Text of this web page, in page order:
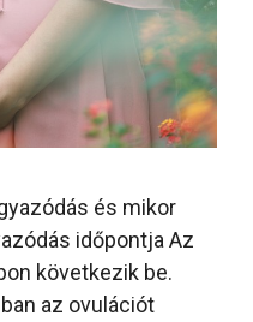
és mikor
időpontja Az
következik be.
az ovulációt